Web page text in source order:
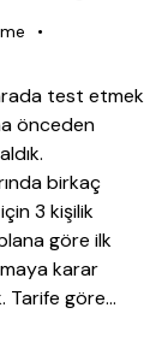
test etmek
önceden
birkaç
3 kişilik
göre ilk
karar
Tarife göre…